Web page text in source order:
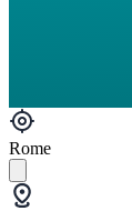
Rome